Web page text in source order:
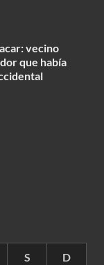
vecino
que había
S D